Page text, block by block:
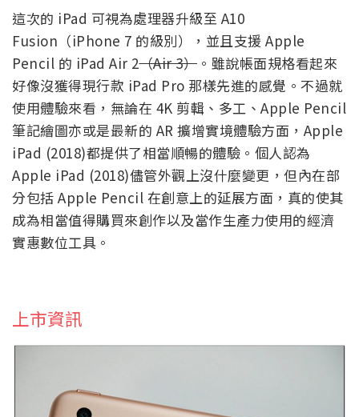
這次的 iPad 可視為處理器升級至 A10
Fusion（iPhone 7 的級別），並且支援 Apple
Pencil 的 iPad Air 2（Air 3） 。雖說帳面規格看起來
好像沒獲得現行款 iPad Pro 那樣先進的感覺。不過就
使用體驗來看，無論在 4K 剪輯、多工、Apple Pencil
筆記繪圖亦或是最新的 AR 擴增實境體驗方面，Apple
iPad (2018)都提供了相當順暢的體驗。個人認為
Apple iPad (2018)儘管外觀上沒什麼變更，但內在部
分包括 Apple Pencil 在創意上的延展方面，真的使其
成為相當值得購買來創作以及當作生產力使用的經濟
實惠數位工具。
上市資訊